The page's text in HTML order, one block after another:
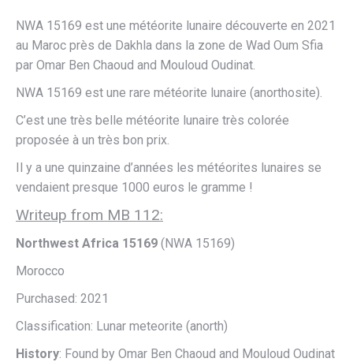
NWA 15169 est une météorite lunaire découverte en 2021
au Maroc près de Dakhla dans la zone de Wad Oum Sfia
par Omar Ben Chaoud and Mouloud Oudinat.
NWA 15169 est une rare météorite lunaire (anorthosite).
C’est une très belle météorite lunaire très colorée
proposée à un très bon prix.
Il y a une quinzaine d’années les météorites lunaires se
vendaient presque 1000 euros le gramme !
Writeup from MB 112:
Northwest Africa 15169 (NWA 15169)
Morocco
Purchased: 2021
Classification: Lunar meteorite (anorth)
History: Found by Omar Ben Chaoud and Mouloud Oudinat